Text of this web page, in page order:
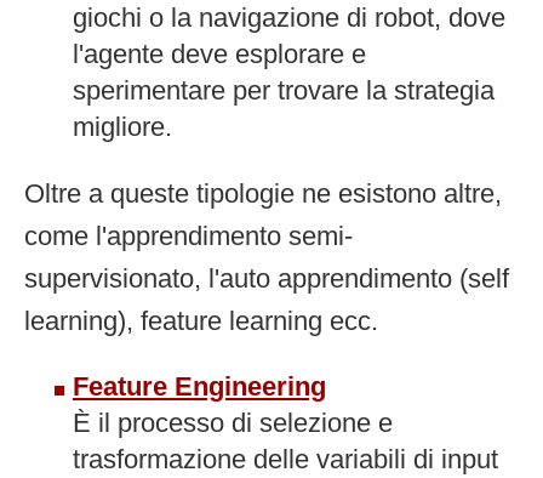
giochi o la navigazione di robot, dove
l'agente deve esplorare e
sperimentare per trovare la strategia
migliore.
Oltre a queste tipologie ne esistono altre,
come l'apprendimento semi-
supervisionato, l'auto apprendimento (self
learning), feature learning ecc.
Feature Engineering
È il processo di selezione e
trasformazione delle variabili di input